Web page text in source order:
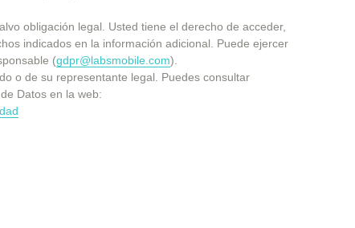
obligación legal. Usted tiene el derecho de acceder,
indicados en la información adicional. Puede ejercer
(gdpr@labsmobile.com).
o de su representante legal. Puedes consultar